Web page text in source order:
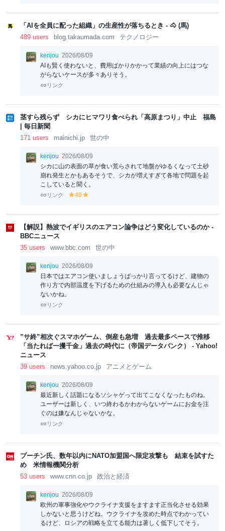
「AIを全員に配った組織」の生産性が落ちるとき - 🐴 (馬)
489 users
blog.takaumada.com テクノロジー
kenjou 2026/08/09
AIも賢く使わないと、費用ばかりかかって業績の向上にはつな
がらないケースが多々ありそう。
リンク
茎すら残らず シカにヒマワリ食べられ「高原まつり」中止 福島
| 毎日新聞
171 users
mainichi.jp 世の中
kenjou 2026/08/09
シカに山の表面の草が食い荒らされて地盤がゆるくなって土砂
崩れ発生とかもあるそうで、シカが増えすぎて各地で問題を起
こしていると聞く。
リンク
y
lo
w
40
lo
w
【解説】熱波でイギリスのエアコン論争はどう変化しているのか -
BBCニュース
35 users
www.bbc.com 世の中
kenjou 2026/08/09
日本ではエアコン使いましょうばっかり言ってるけど、建物の
作り方で内部温度を下げるための仕組みの導入も必要なんじゃ
ないかね。
リンク
”サ終”相次ぐスマホゲーム、倒産も急増 過去最多ペースで推移
「当たれば一攫千金」過去の時代に（帝国データバンク） - Yahoo!
ニュース
39 users
news.yahoo.co.jp アニメとゲーム
kenjou 2026/08/09
最近新しく話題になるソシャゲって出てこなくなったものね。
ユーザーは新しく、いつ終わるかわからないゲームにお金を注
ぐのは嫌なんじゃないかな。
リンク
プーチン氏、数年以内にNATO加盟国へ限定攻撃も 結束を試すた
め 米情報機関分析
53 users
www.cnn.co.jp 政治と経済
kenjou 2026/08/09
欧州の軍事強化やウクライナ支援をますます正当化させる効果
しかないと思うけどね。ウクライナを攻めた時点でわかってい
るけど、ロシアの戦略を立てる能力は著しく低下してそう。